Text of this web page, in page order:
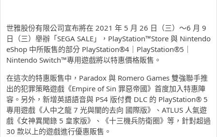
世雅股份有限公司宣布將在 2021 年 5 月 26 日（三）～6 月 9
日（三）舉辦「SEGA SALE」，PlayStation™Store 與 Nintendo
eShop 中所販售的部分 PlayStation®4｜PlayStation®5｜
Nintendo Switch™專用遊戲將以特惠價格販售。
在這次的特惠販售中，Paradox 與 Romero Games 雙強聯手推
出的犯罪策略遊戲《Empire of Sin 罪惡帝國》首度加入特惠陣
容。另外，新增英語語音與 PS4 版付費 DLC 的 PlayStation® 5
專用遊戲《人中之龍 7 光與闇的去向 國際版》、ATLUS 人氣遊
戲《女神異聞錄 5 皇家版》、《十三機兵防衛圈》等，針對超過
30 款以上的遊戲進行優惠販售。